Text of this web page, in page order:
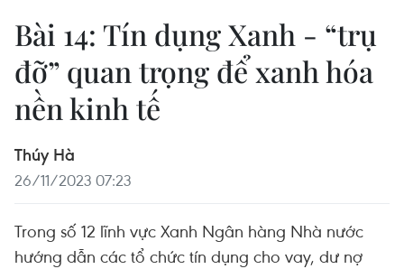
Bài 14: Tín dụng Xanh - “trụ
đỡ” quan trọng để xanh hóa
nền kinh tế
Thúy Hà
26/11/2023 07:23
Trong số 12 lĩnh vực Xanh Ngân hàng Nhà nước
hướng dẫn các tổ chức tín dụng cho vay, dư nợ